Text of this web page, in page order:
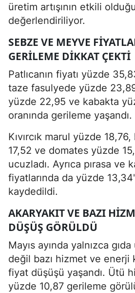
üretim artışının etkili olduğu
değerlendiriliyor.
SEBZE VE MEYVE
GERILEME DIKKAT ÇEKTI
Patlıcanın fiyatı yüzde
taze fasulyede yüzde
yüzde 22,95 ve kabakta
oranında gerileme yaşandı.
Kıvırcık marul yüzde 18,76,
17,52 ve domates yüzde
ucuzladı. Ayrıca pırasa ve
fiyatlarında da yüzde
kaydedildi.
AKARYAKIT VE BAZI
DÜŞÜŞ GÖRÜLDÜ
Mayıs ayında yalnızca
değil bazı hizmet ve enerji
fiyat düşüşü yaşandı. Ütü
yüzde 10,87 gerileme